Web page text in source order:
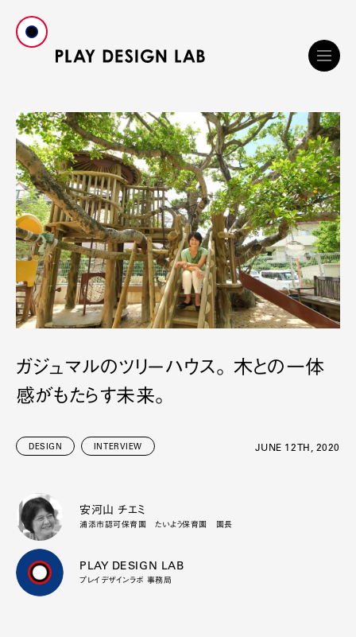
ガジュマルのツリーハウス。 木との一体
感がもたらす未来。
DESIGN INTERVIEW JUNE 12TH, 2020
安河山 チエミ
浦添市認可保育園 たいよう保育園 園長
PLAY DESIGN LAB
プレイデザインラボ 事務局